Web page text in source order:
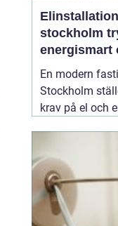
stockholm trygg,
energismart
fastigheten
En modern
Stockholm
krav på el och
kylanläggningar,
ventilation,
och
fungera